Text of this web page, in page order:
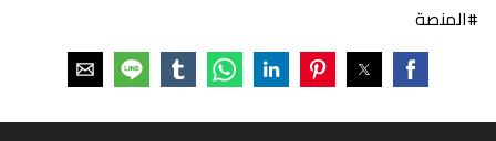
#المنصة